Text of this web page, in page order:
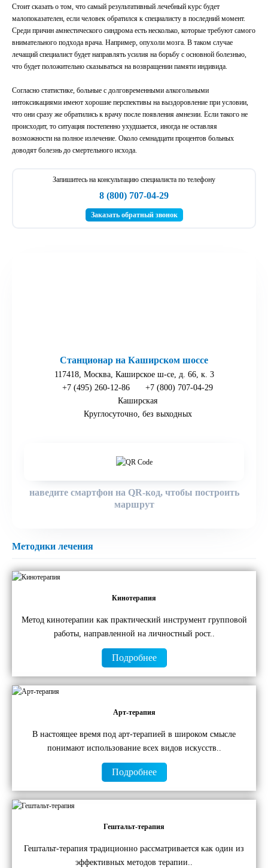
Стоит сказать о том, что самый результативный лечебный курс будет
малопоказателен, если человек обратился к специалисту в последний момент.
Среди причин амнестического синдрома есть несколько, которые требуют самого
внимательного подхода врача. Например, опухоли мозга. В таком случае
лечащий специалист будет направлять усилия на борьбу с основной болезнью,
что будет положительно сказываться на возвращении памяти индивида.
Согласно статистике, больные с долговременными алкогольными
интоксикациями имеют хорошие перспективы на выздоровление при условии,
что они сразу же обратились к врачу после появления амнезии. Если такого не
происходит, то ситуация постепенно ухудшается, иногда не оставляя
возможности на полное излечение. Около семнадцати процентов больных
доводят болезнь до смертельного исхода.
Запишитесь на консультацию специалиста по телефону
8 (800) 707-04-29
Заказать обратный звонок
Станционар на Каширском шоссе
117418, Москва, Каширское ш-се, д. 66, к. 3
+7 (495) 260-12-86
+7 (800) 707-04-29
Каширская
Круглосуточно, без выходных
наведите смартфон на QR-код, чтобы построить
маршрут
Методики лечения
Кинотерапия
Метод кинотерапии как практический инструмент групповой
работы, направленной на личностный рост..
Подробнее
Арт-терапия
В настоящее время под арт-терапией в широком смысле
понимают использование всех видов искусств..
Подробнее
Гештальт-терапия
Гештальт-терапия традиционно рассматривается как один из
эффективных методов терапии..
ОТПРАВИТЬ
ОТПРАВИТЬ